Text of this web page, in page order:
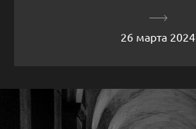
26 марта 2024